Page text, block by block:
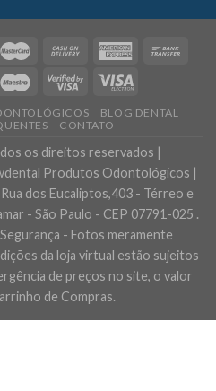
BLOG DENTAL
CONTATO
os direitos reservados |
Produtos Odontológicos |
dos Eucaliptos,403 - Térreo e
- São Paulo - CEP 07791-025 .
- Fotos meramente
da loja virtual estão sujeitos
de preços no site, o valor
de Compras.